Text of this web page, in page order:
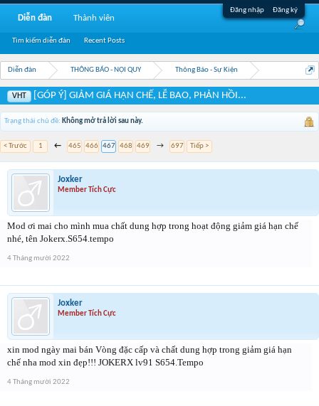
Đăng nhập Đăng ký
Diễn đàn THÔNG BÁO - NỘI QUY Thông Báo - Sự Kiện
VHT [GÓP Ý] GIẢM GIÁ HẠN CHẾ, LỄ BAO, PHẢN HỒI...
Trạng thái chủ đề: Không mở trả lời sau này.
< Trước 1 ← 465 466 467 468 469 → 697 Tiếp >
Joxker
Member Tích Cực
Mod ơi mai cho mình mua chất dung hợp trong hoạt động giảm giá hạn chế
nhé, tên Jokerx.S654.tempo
4 Tháng mười 2022
Joxker
Member Tích Cực
xin mod ngày mai bán Vòng đặc cấp và chất dung hợp trong giảm giá hạn
chế nha mod xin đẹp!!! JOKERX lv91 S654.Tempo
4 Tháng mười 2022
Diễn đàn
Tìm kiếm diễn đàn Recent Posts
Thành viên